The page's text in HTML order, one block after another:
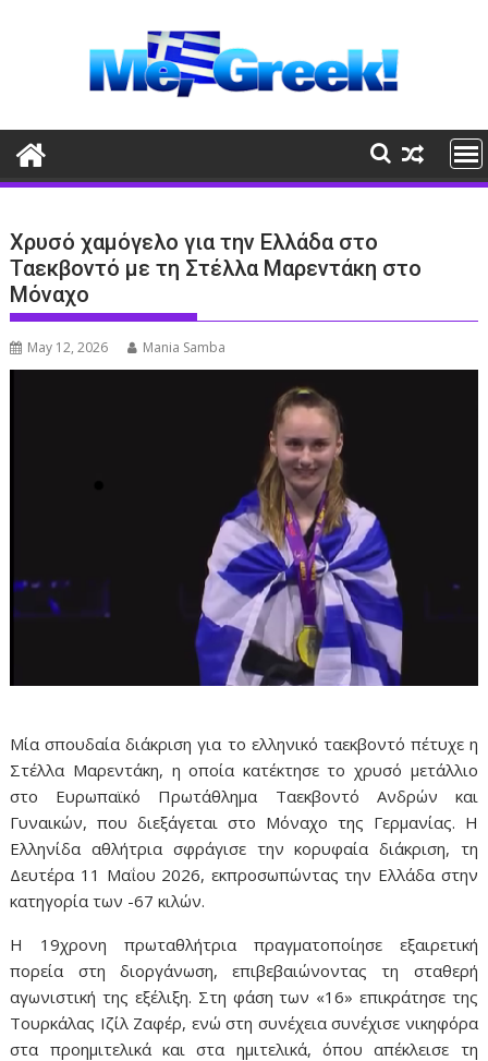
Χρυσό χαμόγελο για την Ελλάδα στο
Ταεκβοντό με τη Στέλλα Μαρεντάκη στο
Μόναχο
May 12, 2026 Mania Samba
Μία σπουδαία διάκριση για το ελληνικό ταεκβοντό πέτυχε η
Στέλλα Μαρεντάκη, η οποία κατέκτησε το χρυσό μετάλλιο
στο Ευρωπαϊκό Πρωτάθλημα Ταεκβοντό Ανδρών και
Γυναικών, που διεξάγεται στο Μόναχο της Γερμανίας. Η
Ελληνίδα αθλήτρια σφράγισε την κορυφαία διάκριση, τη
Δευτέρα 11 Μαΐου 2026, εκπροσωπώντας την Ελλάδα στην
κατηγορία των -67 κιλών.
Η 19χρονη πρωταθλήτρια πραγματοποίησε εξαιρετική
πορεία στη διοργάνωση, επιβεβαιώνοντας τη σταθερή
αγωνιστική της εξέλιξη. Στη φάση των «16» επικράτησε της
Τουρκάλας Ιζίλ Ζαφέρ, ενώ στη συνέχεια συνέχισε νικηφόρα
στα προημιτελικά και στα ημιτελικά, όπου απέκλεισε τη